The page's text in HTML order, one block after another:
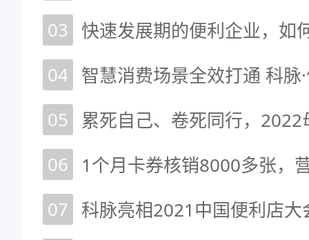
03
快速发展期的便利企业，如
04 智慧消费场景全效打通 科脉
05
06
07